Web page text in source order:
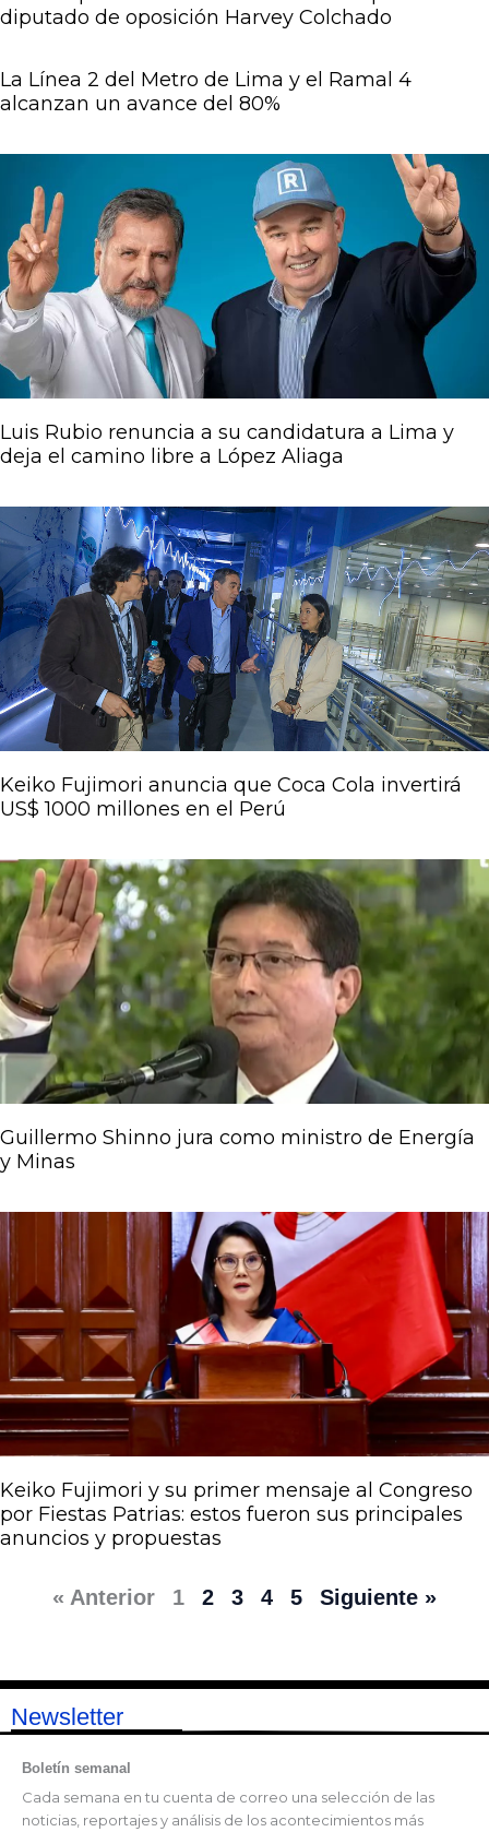
diputado de oposición Harvey Colchado
La Línea 2 del Metro de Lima y el Ramal 4
alcanzan un avance del 80%
Luis Rubio renuncia a su candidatura a Lima y
deja el camino libre a López Aliaga
Keiko Fujimori anuncia que Coca Cola invertirá
US$ 1000 millones en el Perú
Guillermo Shinno jura como ministro de Energía
y Minas
Keiko Fujimori y su primer mensaje al Congreso
por Fiestas Patrias: estos fueron sus principales
anuncios y propuestas
« Anterior 1 2 3 4 5 Siguiente »
Newsletter
Boletín semanal
Cada semana en tu cuenta de correo una selección de las
noticias, reportajes y análisis de los acontecimientos más